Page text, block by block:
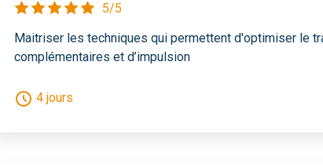
5/5
Maitriser les techniques qui permettent d'optimiser le
complémentaires et d’impulsion
4 jours